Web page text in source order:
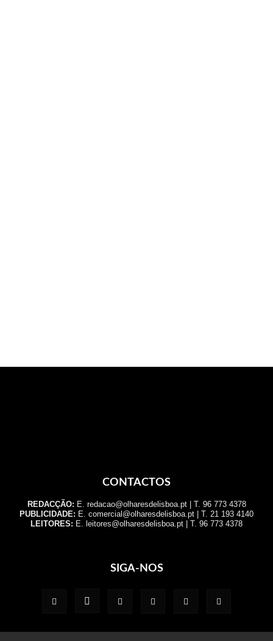
CONTACTOS
REDACÇÃO: E. redacao@olharesdelisboa.pt | T. 96 773 4378
PUBLICIDADE: E. comercial@olharesdelisboa.pt | T. 21 193 4140
LEITORES: E. leitores@olharesdelisboa.pt | T. 96 773 4378
SIGA-NOS